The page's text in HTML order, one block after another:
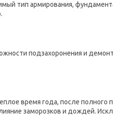
тип армирования,
подзахоронения и
время года, после полного
заморозков и дождей.